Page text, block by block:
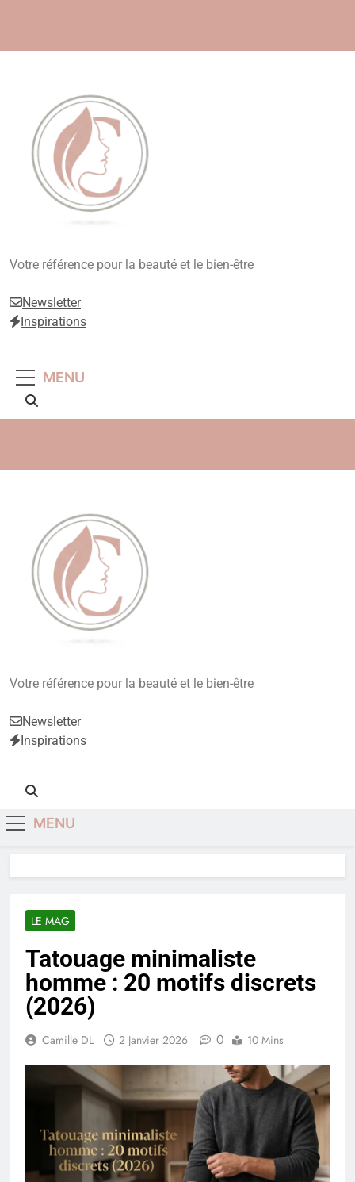
Beauté, Esthétique,
Anti-Âge
Votre référence pour la beauté et le bien-être
Newsletter
Inspirations
MENU
Beauté, Esthétique,
Anti-Âge
Votre référence pour la beauté et le bien-être
Newsletter
Inspirations
MENU
LE MAG
Tatouage minimaliste
homme : 20 motifs discrets
(2026)
Camille DL 2 Janvier 2026 0 10 Mins